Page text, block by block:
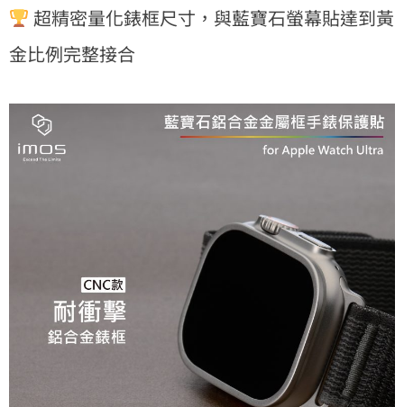
超精密量化錶框尺寸，與藍寶石螢幕貼達到黃
金比例完整接合